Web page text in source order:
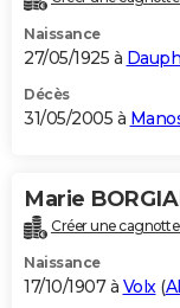
Naissance
27/05/1925 à
Décès
31/05/2005 à
Marie
Créer une
Naissance
17/10/1907 à Volx(